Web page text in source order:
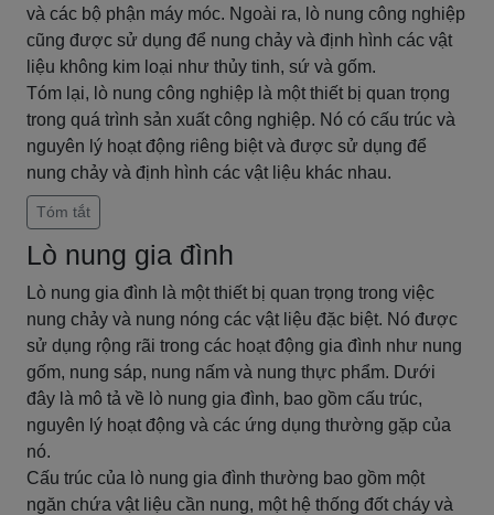
và các bộ phận máy móc. Ngoài ra, lò nung công nghiệp
cũng được sử dụng để nung chảy và định hình các vật
liệu không kim loại như thủy tinh, sứ và gốm.
Tóm lại, lò nung công nghiệp là một thiết bị quan trọng
trong quá trình sản xuất công nghiệp. Nó có cấu trúc và
nguyên lý hoạt động riêng biệt và được sử dụng để
nung chảy và định hình các vật liệu khác nhau.
Tóm tắt
Lò nung gia đình
Lò nung gia đình là một thiết bị quan trọng trong việc
nung chảy và nung nóng các vật liệu đặc biệt. Nó được
sử dụng rộng rãi trong các hoạt động gia đình như nung
gốm, nung sáp, nung nấm và nung thực phẩm. Dưới
đây là mô tả về lò nung gia đình, bao gồm cấu trúc,
nguyên lý hoạt động và các ứng dụng thường gặp của
nó.
Cấu trúc của lò nung gia đình thường bao gồm một
ngăn chứa vật liệu cần nung, một hệ thống đốt cháy và